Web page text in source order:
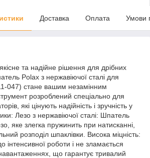
Доставка Оплата Умови
та надійне рішення для дрібних
Polax з нержавіючої сталі для
047) стане вашим незамінним
розроблений спеціально для
які цінують надійність і зручність у
Лезо з нержавіючої сталі: Шпатель
яке злегка пружинить при натисканні,
розподіл шпаклівки. Висока міцність:
інтенсивної роботи і не зламається
що гарантує тривалий